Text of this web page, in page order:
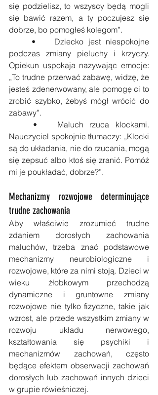
się podzielisz, to wszyscy będą mogli
się bawić razem, a ty poczujesz się
dobrze, bo pomogłeś kolegom”.
podczas zmiany pieluchy i krzyczy.
Opiekun uspokaja nazywając emocje:
„To trudne przerwać zabawę, widzę, że
jesteś zdenerwowany, ale pomogę ci to
zrobić szybko, żebyś mógł wrócić do
zabawy”.
Nauczyciel spokojnie tłumaczy: „Klocki
są do układania, nie do rzucania, mogą
się zepsuć albo ktoś się zranić. Pomóż
mi je poukładać, dobrze?”.
Mechanizmy rozwojowe determinujące
trudne zachowania
Aby właściwie zrozumieć trudne
zdaniem dorosłych zachowania
maluchów, trzeba znać podstawowe
mechanizmy neurobiologiczne i
rozwojowe, które za nimi stoją. Dzieci w
wieku żłobkowym przechodzą
dynamiczne i gruntowne zmiany
rozwojowe nie tylko fizyczne, takie jak
wzrost, ale przede wszystkim zmiany w
rozwoju układu nerwowego,
kształtowania się psychiki i
mechanizmów zachowań, często
będące efektem obserwacji zachowań
dorosłych lub zachowań innych dzieci
w grupie rówieśniczej.